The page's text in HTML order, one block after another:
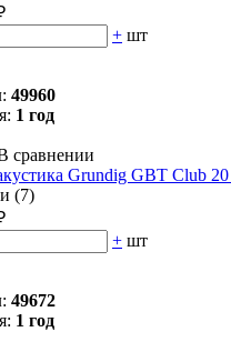
+ шт
49960
1 год
сравнении
Grundig GBT Club
(7)
+ шт
49672
1 год